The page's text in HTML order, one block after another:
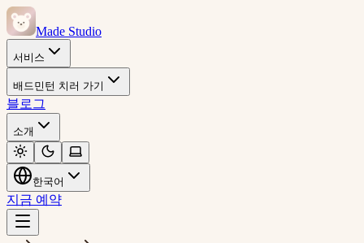
Made Studio
서비스
배드민턴 치러 가기
블로그
소개
한국어
지금 예약